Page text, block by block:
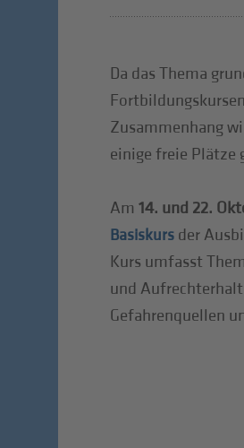
Da das Thema
Zusammenhang
einige freie Plätze
Am 14. und 22.
Basiskursder
Kurs umfasst
und
Gefahrenquellen